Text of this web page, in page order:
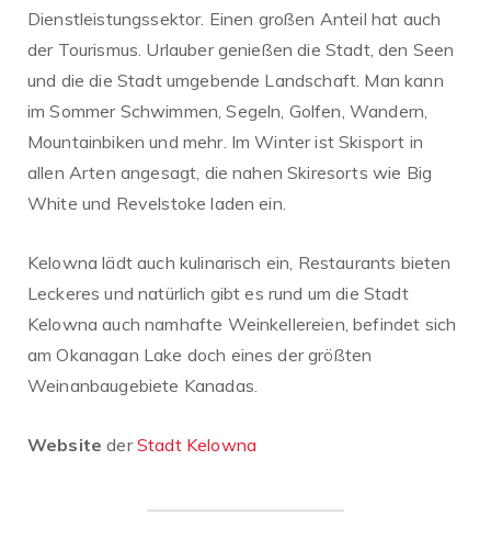
Dienstleistungssektor. Einen großen Anteil hat auch
der Tourismus. Urlauber genießen die Stadt, den Seen
und die die Stadt umgebende Landschaft. Man kann
im Sommer Schwimmen, Segeln, Golfen, Wandern,
Mountainbiken und mehr. Im Winter ist Skisport in
allen Arten angesagt, die nahen Skiresorts wie Big
White und Revelstoke laden ein.
Kelowna lädt auch kulinarisch ein, Restaurants bieten
Leckeres und natürlich gibt es rund um die Stadt
Kelowna auch namhafte Weinkellereien, befindet sich
am Okanagan Lake doch eines der größten
Weinanbaugebiete Kanadas.
Website derStadt Kelowna